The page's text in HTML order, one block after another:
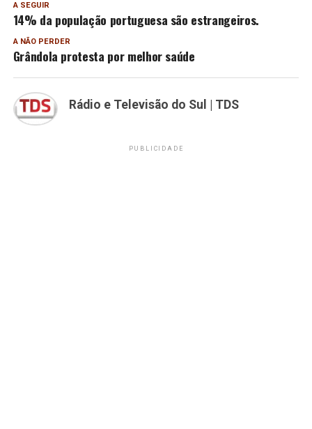
A SEGUIR
14% da população portuguesa são estrangeiros.
A NÃO PERDER
Grândola protesta por melhor saúde
Rádio e Televisão do Sul | TDS
PUBLICIDADE